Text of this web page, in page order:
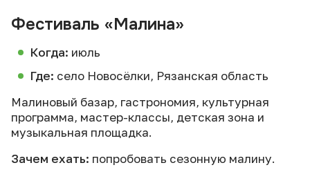
Фестиваль «Малина»
Когда: июль
Где: село Новосёлки, Рязанская область
Малиновый базар, гастрономия, культурная
программа, мастер-классы, детская зона и
музыкальная площадка.
Зачем ехать: попробовать сезонную малину.